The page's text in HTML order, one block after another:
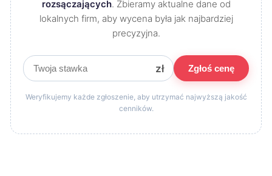
rozsączających. Zbieramy aktualne dane od
lokalnych firm, aby wycena była jak najbardziej
precyzyjna.
zł Zgłoś cenę
Weryfikujemy każde zgłoszenie, aby utrzymać najwyższą jakość
cenników.